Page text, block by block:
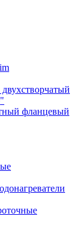
фланцевый